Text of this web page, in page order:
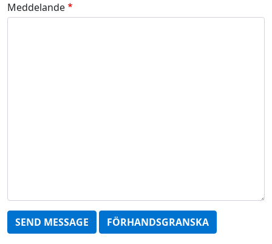
Meddelande
SEND MESSAGE FÖRHANDSGRANSKA